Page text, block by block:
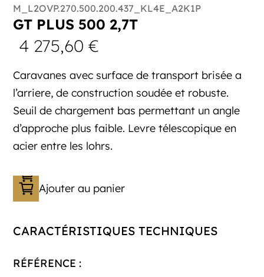
M_L2OVP.270.500.200.437_KL4E_A2K1P
GT PLUS 500 2,7T
4 275,60€
Caravanes avec surface de transport brisée a
l’arriere, de construction soudée et robuste.
Seuil de chargement bas permettant un angle
d’approche plus faible. Levre télescopique en
acier entre les lohrs.
Ajouter au panier
CARACTÉRISTIQUES TECHNIQUES
RÉFÉRENCE :